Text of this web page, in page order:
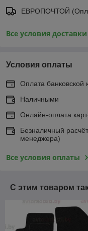
ЕВРОПОЧТОЙ
Все условия доставки
Условия оплаты
Оплата банковской
Наличными
Онлайн-оплата
Безналичный
менеджера)
Все условия оплаты
С этим товаром